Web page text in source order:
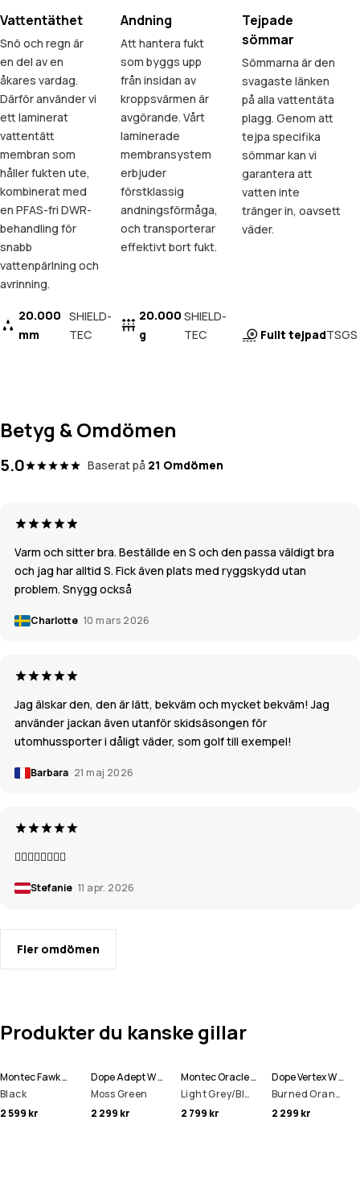
Vattentäthet
Snö och regn är
en del av en
åkares vardag.
Därför använder vi
ett laminerat
vattentätt
membran som
håller fukten ute,
kombinerat med
en PFAS-fri DWR-
behandling för
snabb
vattenpärlning och
avrinning.
20.000
mm
SHIELD-
TEC
Andning
Att hantera fukt
som byggs upp
från insidan av
kroppsvärmen är
avgörande. Vårt
laminerade
membransystem
erbjuder
förstklassig
andningsförmåga,
och transporterar
effektivt bort fukt.
20.000
g
SHIELD-
TEC
Tejpade
sömmar
Sömmarna är den
svagaste länken
på alla vattentäta
plagg. Genom att
tejpa specifika
sömmar kan vi
garantera att
vatten inte
tränger in, oavsett
väder.
Fullt tejpadTSGS
Betyg & Omdömen
5.0 Baserat på 21 Omdömen
Varm och sitter bra. Beställde en S och den passa väldigt bra
och jag har alltid S. Fick även plats med ryggskydd utan
problem. Snygg också
Charlotte 10 mars 2026
Jag älskar den, den är lätt, bekväm och mycket bekväm! Jag
använder jackan även utanför skidsäsongen för
utomhussporter i dåligt väder, som golf till exempel!
Barbara 21 maj 2026
👍🏼👍🏼👍🏼👍🏼
Stefanie 11 apr. 2026
Fler omdömen
Produkter du kanske gillar
Montec Fawk W Snowboardbyxa Kvinna
Black
2 599 kr
Dope Adept W Snowboardjacka Kvinna
Moss Green
2 299 kr
Montec Oracle W Snowboardjacka Kvinna
Light Grey/Black/Atlantic
2 799 kr
Dope Vertex W Snowboardjacka Kvinna
Burned Orange
2 299 kr